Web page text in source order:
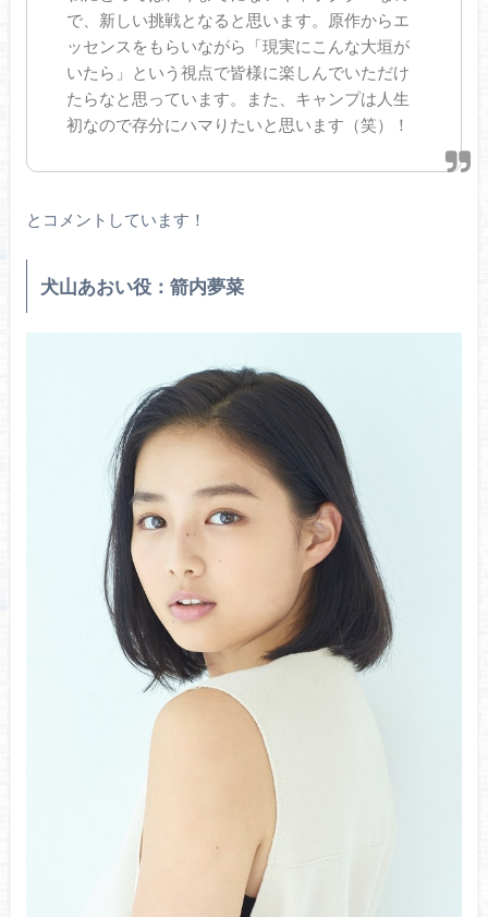
で、新しい挑戦となると思います。原作からエ
ッセンスをもらいながら「現実にこんな大垣が
いたら」という視点で皆様に楽しんでいただけ
たらなと思っています。また、キャンプは人生
初なので存分にハマりたいと思います（笑）！
とコメントしています！
犬山あおい役：箭内夢菜